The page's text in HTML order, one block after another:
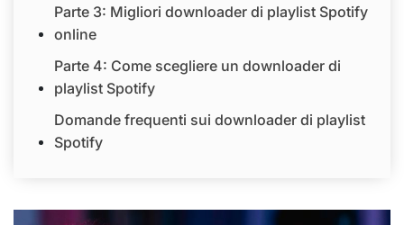
Parte 3: Migliori downloader di playlist Spotify
online
Parte 4: Come scegliere un downloader di
playlist Spotify
Domande frequenti sui downloader di playlist
Spotify